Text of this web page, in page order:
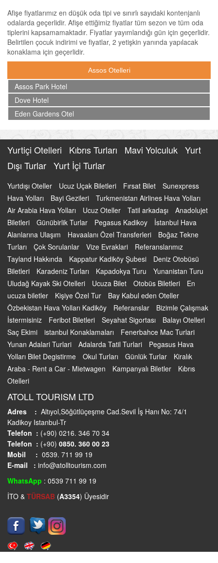
Afişe fiyatlarımız en düşük oda tipi ve sınırlı sayıdaki kontenjanlı
odalarda geçerlidir. Afişe ettiğimiz fiyatlar tüm sezon ve tüm oda
tiplerini kapsamamaktadır. Fiyatlar yayımlandığı gün için geçerlidir.
Belirtilen çocuk indirimi ve fiyatlar, 2 yetişkin yanında yapılacak
konaklama için geçerlidir.
Assos Otelleri
Assos Park Hotel
Dove Hotel
Eden Gardens Otel
Yurtiçi Otelleri Kıbrıs Turları Mavi Yolculuk Yurt
Dışı Turlar Yurt İçi Turlar
Yurtdışı Oteller Ucuz Uçak Biletleri Fırsat Bilet
Sunexpress
Hava Yolları
Bayi Gezileri
Turkmenistan Airlines Hava Yolları
Air Arabia Hava Yolları
Ucuz Oteller Tatil arkadaşı
Anadolujet
Biletleri
Günübirlik Turlar Pegasus Kadikoy
İstanbul Hava
Alanlarına Ulaşım
Havaalanı Özel Transferleri
Boğaz Tekne
Turları
Çok Sorulanlar Vize Evraklari
Referanslarımız
Tayland Hakkında
Kappatur Kadiköy Şubesi
Deniz Otobüsü
Biletleri
Karadeniz Turları Kapadokya Turu
Yunanistan Turu
Uludağ Kayak Ski Otelleri
Ucuza Bilet Otobüs Biletleri
En
ucuza biletler
Kişiye Özel Tur
Bay Kabul eden Oteller
Özbekistan Hava Yolları Kadiköy
Referanslar
Bizimle Çalışmak
İstermisiniz
Feribot Biletleri Seyahat Sigortası
Balayı Otelleri
Saç Ekimi
istanbul Konaklamaları
Fenerbahce Mac Turlari
Yunan Adalari Turlari
Adalarda Tatil Turlari
Pegasus Hava
Yolları Bilet Degistirme
Okul Turları Günlük Turlar
Kiralık
Araba - Rent a Car - Mietwagen
Kampanyalı Biletler
Kıbrıs
Otelleri
ATOLL TOURISM LTD
Adres : Altıyol,Söğütlüçeşme Cad.Sevil İş Hanı No: 74/1
Kadikoy Istanbul-Tr
Telefon : (+90) 0216. 346 70 34
Telefon : (+90) 0850. 360 00 23
Mobil : 0539. 711 99 19
E-mail : info@atolltourism.com
WhatsApp : 0539 711 99 19
İTO & TÜRSAB (A3354) Üyesidir